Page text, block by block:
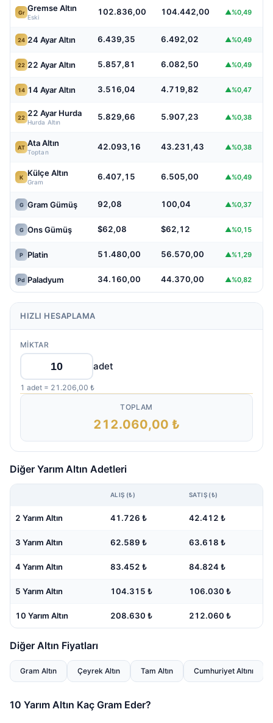
Gr Gremse Altın
Eski
102.836,00 104.442,00 ▲%0,49
24 24 Ayar Altın 6.439,35 6.492,02 ▲%0,49
22 22 Ayar Altın 5.857,81 6.082,50 ▲%0,49
14 14 Ayar Altın 3.516,04 4.719,82 ▲%0,47
22 22 Ayar Hurda
Hurda Altın
5.829,66 5.907,23 ▲%0,38
AT Ata Altın
Toptan
42.093,16 43.231,43 ▲%0,38
K Külçe Altın
Gram
6.407,15 6.505,00 ▲%0,49
G Gram Gümüş 92,08 100,04 ▲%0,37
G Ons Gümüş $62,08 $62,12 ▲%0,15
P Platin 51.480,00 56.570,00 ▲%1,29
Pd Paladyum 34.160,00 44.370,00 ▲%0,82
HIZLI HESAPLAMA
MIKTAR
adet
1 adet = 21.206,00 ₺
TOPLAM
212.060,00 ₺
Diğer Yarım Altın Adetleri
ALIŞ (₺) SATIŞ (₺)
2 Yarım Altın 41.726 ₺ 42.412 ₺
3 Yarım Altın 62.589 ₺ 63.618 ₺
4 Yarım Altın 83.452 ₺ 84.824 ₺
5 Yarım Altın 104.315 ₺ 106.030 ₺
10 Yarım Altın 208.630 ₺ 212.060 ₺
Diğer Altın Fiyatları
Gram Altın Çeyrek Altın Tam Altın Cumhuriyet Altını
10 Yarım Altın Kaç Gram Eder?